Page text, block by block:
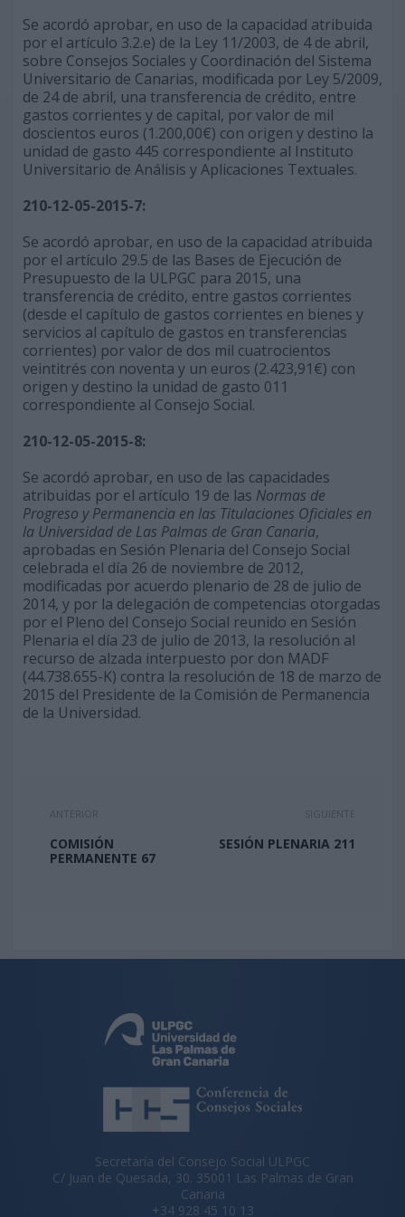
Se acordó aprobar, en uso de la capacidad atribuida
por el artículo 3.2.e) de la Ley 11/2003, de 4 de abril,
sobre Consejos Sociales y Coordinación del Sistema
Universitario de Canarias, modificada por Ley 5/2009,
de 24 de abril, una transferencia de crédito, entre
gastos corrientes y de capital, por valor de mil
doscientos euros (1.200,00€) con origen y destino la
unidad de gasto 445 correspondiente al Instituto
Universitario de Análisis y Aplicaciones Textuales.
210-12-05-2015-7:
Se acordó aprobar, en uso de la capacidad atribuida
por el artículo 29.5 de las Bases de Ejecución de
Presupuesto de la ULPGC para 2015, una
transferencia de crédito, entre gastos corrientes
(desde el capítulo de gastos corrientes en bienes y
servicios al capítulo de gastos en transferencias
corrientes) por valor de dos mil cuatrocientos
veintitrés con noventa y un euros (2.423,91€) con
origen y destino la unidad de gasto 011
correspondiente al Consejo Social.
210-12-05-2015-8:
Se acordó aprobar, en uso de las capacidades
atribuidas por el artículo 19 de las Normas de
Progreso y Permanencia en las Titulaciones Oficiales en
la Universidad de Las Palmas de Gran Canaria,
aprobadas en Sesión Plenaria del Consejo Social
celebrada el día 26 de noviembre de 2012,
modificadas por acuerdo plenario de 28 de julio de
2014, y por la delegación de competencias otorgadas
por el Pleno del Consejo Social reunido en Sesión
Plenaria el día 23 de julio de 2013, la resolución al
recurso de alzada interpuesto por don MADF
(44.738.655-K) contra la resolución de 18 de marzo de
2015 del Presidente de la Comisión de Permanencia
de la Universidad.
ANTERIOR
COMISIÓN
PERMANENTE 67
SIGUIENTE
SESIÓN PLENARIA 211
Secretaría del Consejo Social ULPGC
C/ Juan de Quesada, 30. 35001 Las Palmas de Gran
Canaria
+34 928 45 10 13